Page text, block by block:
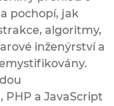
pochopí, jak
algoritmy,
inženýrství a
a JavaScript